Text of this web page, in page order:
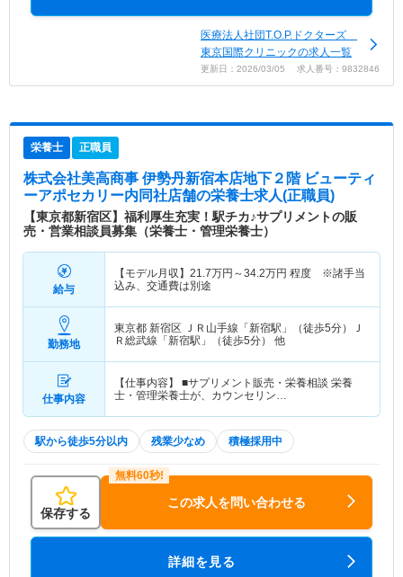
医療法人社団T.O.P.ドクターズ
東京国際クリニックの求人一覧
更新日：2026/03/05 求人番号：9832846
栄養士 正職員
株式会社美高商事 伊勢丹新宿本店地下２階 ビューティ
ーアポセカリー内同社店舗の栄養士求人(正職員)
【東京都新宿区】福利厚生充実！駅チカ♪サプリメントの販
売・営業相談員募集（栄養士・管理栄養士）
給与
【モデル月収】 21.7万円～34.2万円 程度 ※諸手当
込み、交通費は別途
勤務地
東京都 新宿区 ＪＲ山手線「新宿駅」（徒歩5分）Ｊ
Ｒ総武線「新宿駅」（徒歩5分） 他
仕事内容
【仕事内容】 ■サプリメント販売・栄養相談 栄養
士・管理栄養士が、カウンセリン…
駅から徒歩5分以内 残業少なめ 積極採用中
保存する
この求人を問い合わせる
詳細を見る